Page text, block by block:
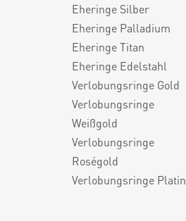
Eheringe Silber
Eheringe Palladium
Eheringe Titan
Eheringe Edelstahl
Verlobungsringe Gold
Verlobungsringe
Weißgold
Verlobungsringe
Roségold
Verlobungsringe Platin